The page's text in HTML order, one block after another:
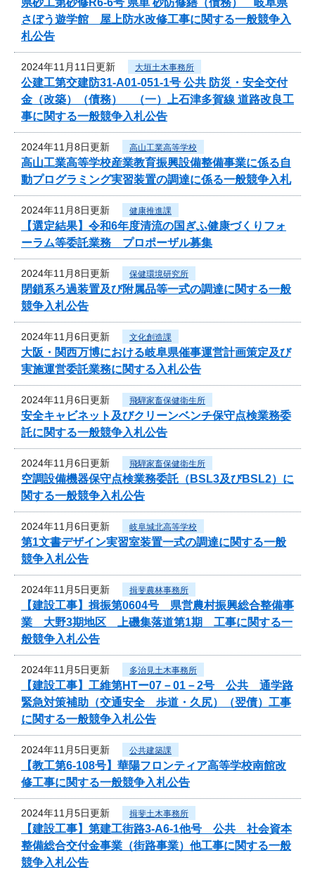
さぼう遊学館 屋上防水改修工事に関する一般競争入
札公告
2024年11月11日更新 大垣土木事務所
公建工第交建防31-A01-051-1号 公共 防災・安全交付
金（改築）（債務） （一）上石津多賀線 道路改良工
事に関する一般競争入札公告
2024年11月8日更新 高山工業高等学校
高山工業高等学校産業教育振興設備整備事業に係る自
動プログラミング実習装置の調達に係る一般競争入札
2024年11月8日更新 健康推進課
【選定結果】令和6年度清流の国ぎふ健康づくりフォ
ーラム等委託業務 プロポーザル募集
2024年11月8日更新 保健環境研究所
閉鎖系ろ過装置及び附属品等一式の調達に関する一般
競争入札公告
2024年11月6日更新 文化創造課
大阪・関西万博における岐阜県催事運営計画策定及び
実施運営委託業務に関する入札公告
2024年11月6日更新 飛騨家畜保健衛生所
安全キャビネット及びクリーンベンチ保守点検業務委
託に関する一般競争入札公告
2024年11月6日更新 飛騨家畜保健衛生所
空調設備機器保守点検業務委託（BSL3及びBSL2）に
関する一般競争入札公告
2024年11月6日更新 岐阜城北高等学校
第1文書デザイン実習室装置一式の調達に関する一般
競争入札公告
2024年11月5日更新 揖斐農林事務所
【建設工事】揖振第0604号 県営農村振興総合整備事
業 大野3期地区 上磯集落道第1期 工事に関する一
般競争入札公告
2024年11月5日更新 多治見土木事務所
【建設工事】工維第HTー07－01－2号 公共 通学路
緊急対策補助（交通安全 歩道・久尻）（翌債）工事
に関する一般競争入札公告
2024年11月5日更新 公共建築課
【教工第6-108号】華陽フロンティア高等学校南館改
修工事に関する一般競争入札公告
2024年11月5日更新 揖斐土木事務所
【建設工事】第建工街路3-A6-1他号 公共 社会資本
整備総合交付金事業（街路事業）他工事に関する一般
競争入札公告